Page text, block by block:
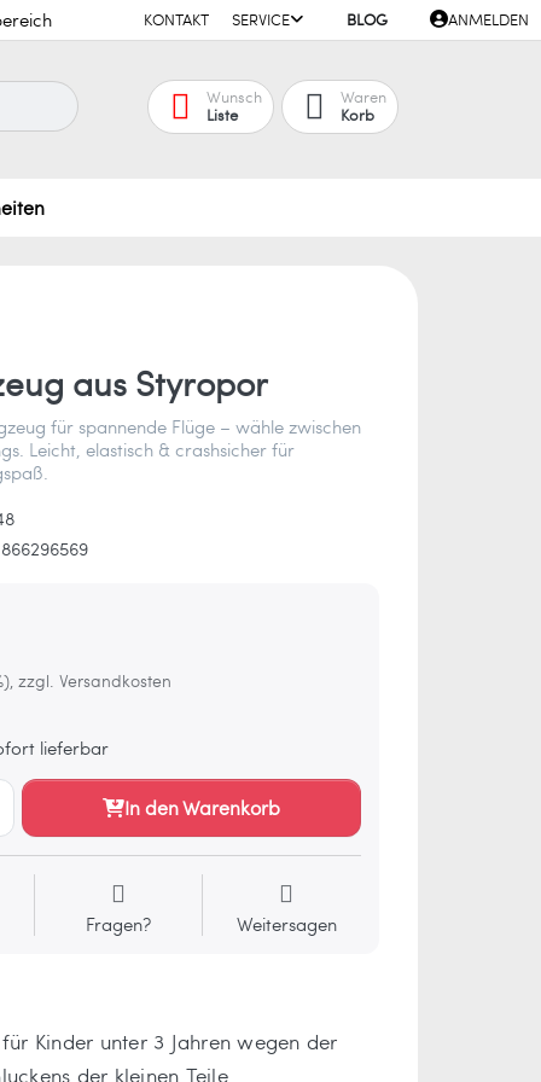
KONTAKT SERVICE BLOG ANMELDEN
Wunsch
Liste
Waren
Korb
aus Styropor
für spannende Flüge – wähle zwischen
Leicht, elastisch & crashsicher für
zzgl. Versandkosten
lieferbar
In den Warenkorb
Fragen? Weitersagen
Kinder unter 3 Jahren wegen der
der kleinen Teile.